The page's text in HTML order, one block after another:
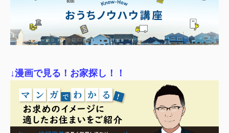
↓漫画で見る！お家探し！！